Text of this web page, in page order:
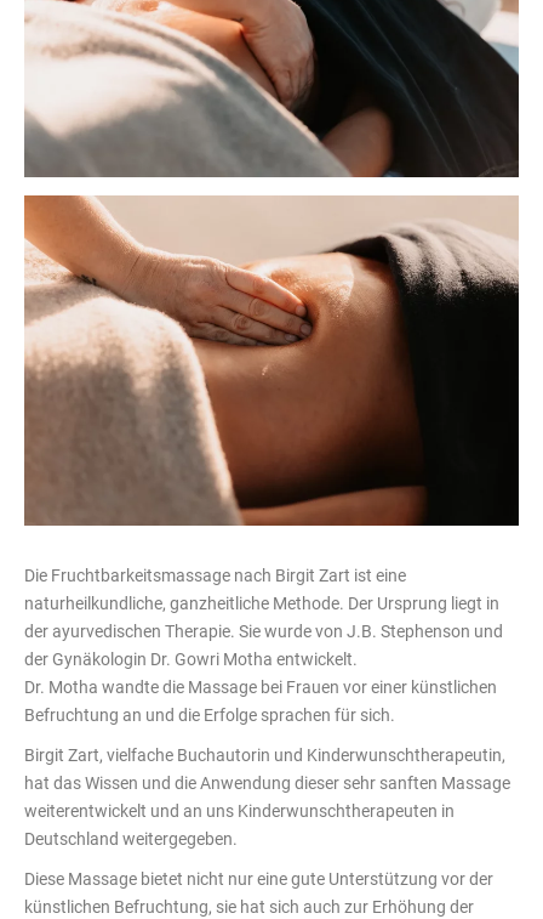
Die Fruchtbarkeitsmassage nach Birgit Zart ist eine
naturheilkundliche, ganzheitliche Methode. Der Ursprung liegt in
der ayurvedischen Therapie. Sie wurde von J.B. Stephenson und
der Gynäkologin Dr. Gowri Motha entwickelt.
Dr. Motha wandte die Massage bei Frauen vor einer künstlichen
Befruchtung an und die Erfolge sprachen für sich.
Birgit Zart, vielfache Buchautorin und Kinderwunschtherapeutin,
hat das Wissen und die Anwendung dieser sehr sanften Massage
weiterentwickelt und an uns Kinderwunschtherapeuten in
Deutschland weitergegeben.
Diese Massage bietet nicht nur eine gute Unterstützung vor der
künstlichen Befruchtung, sie hat sich auch zur Erhöhung der